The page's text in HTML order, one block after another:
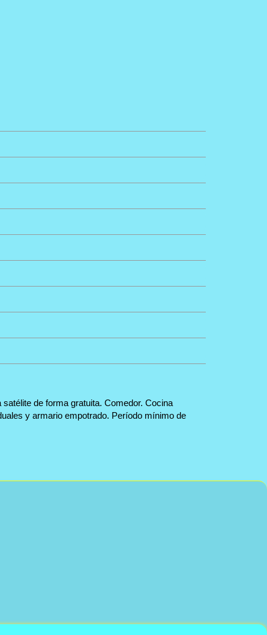
de forma gratuita. Comedor. Cocina
y armario empotrado. Período mínimo de